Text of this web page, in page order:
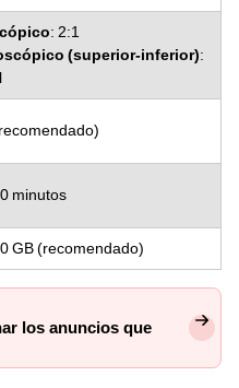
: 2:1
(superior-inferior):
minutos
GB (recomendado)
los anuncios que